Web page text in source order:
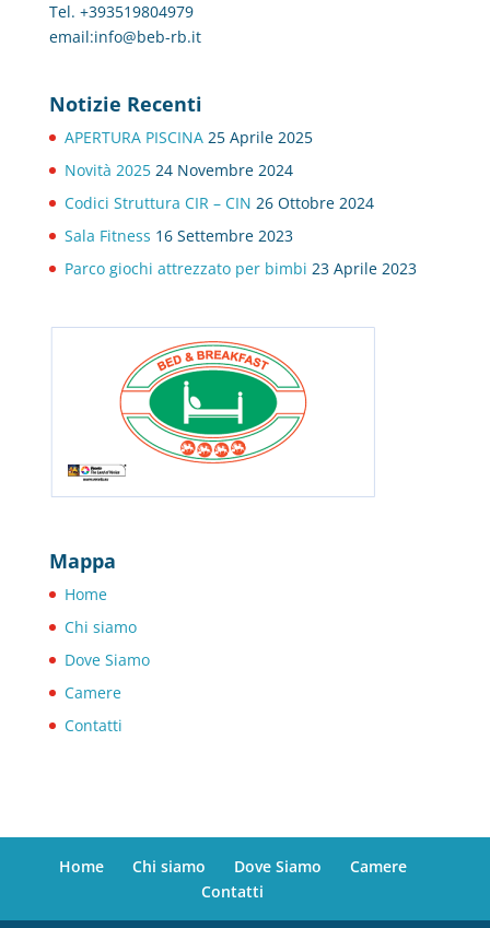
Tel. +393519804979
email:info@beb-rb.it
Notizie Recenti
APERTURA PISCINA 25 Aprile 2025
Novità 2025 24 Novembre 2024
Codici Struttura CIR – CIN 26 Ottobre 2024
Sala Fitness 16 Settembre 2023
Parco giochi attrezzato per bimbi 23 Aprile 2023
Mappa
Home
Chi siamo
Dove Siamo
Camere
Contatti
Home Chi siamo Dove Siamo
Camere
Contatti